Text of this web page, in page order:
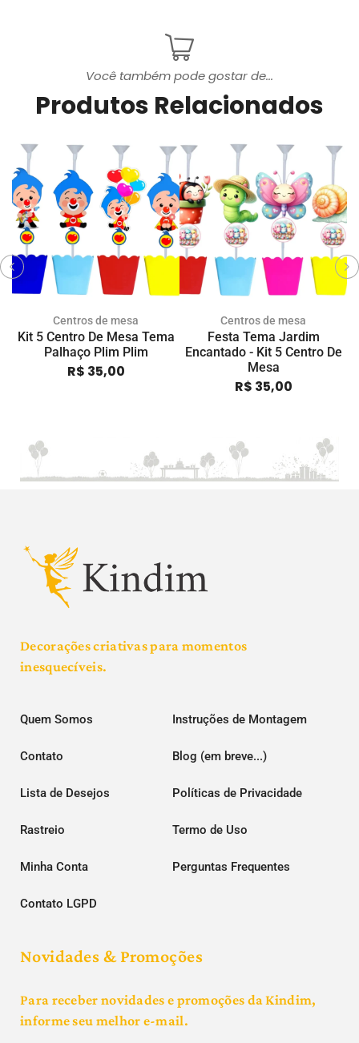
Você também pode gostar de...
Produtos Relacionados
Centros de mesa
Kit 5 Centro De Mesa Tema
Palhaço Plim Plim
R$ 35,00
Centros de mesa
Festa Tema Jardim
Encantado - Kit 5 Centro De
Mesa
R$ 35,00
Decorações criativas para momentos
inesquecíveis.
Quem Somos Instruções de Montagem
Contato Blog (em breve...)
Lista de Desejos Políticas de Privacidade
Rastreio Termo de Uso
Minha Conta Perguntas Frequentes
Contato LGPD
Novidades & Promoções
Para receber novidades e promoções da Kindim,
informe seu melhor e-mail.